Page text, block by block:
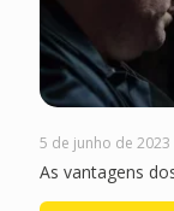
5 de junho de 2023
As vantagens